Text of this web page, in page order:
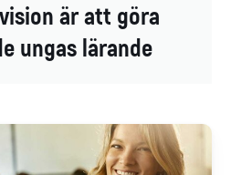
är att göra
ungas lärande